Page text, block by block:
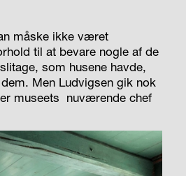
måske ikke været
til at bevare nogle af de
som husene havde,
Men Ludvigsen gik nok
museets nuværende chef